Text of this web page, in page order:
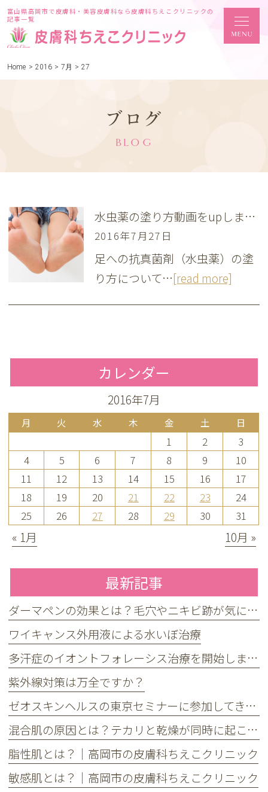
富山県高岡市で皮膚科・美容皮膚科なら皮膚科ちえこクリニックの
記事一覧
Home > 2016 > 7月 > 27
ブログ
BLOG
水虫薬の塗り方動画をupしました
2016年7月27日
足への抗真菌剤（水虫薬）の塗
り方について…[read more]
カレンダー
2016年7月
月 火 水 木 金 土 日
1 2
3
4
5 6 7 8 9
10
11
12 13 14 15 16
17
18
19 20 21 22 23
24
25
26 27 28 29 30 31
« 1月 10月 »
最新記事
ダーマペンの効果とは？毛穴やニキビ跡が気になる方へ
ワイキャンス外用液による水いぼ治療
多汗症のイオントフォレーシス治療を開始しました
紫外線対策は万全ですか？
ゼオスキンヘルスの東京セミナーに参加してきました
混合肌の原因とは？テカリと乾燥が同時に起こる理由とケア方法
脂性肌とは？｜高岡市の皮膚科ちえこクリニック
敏感肌とは？｜高岡市の皮膚科ちえこクリニック